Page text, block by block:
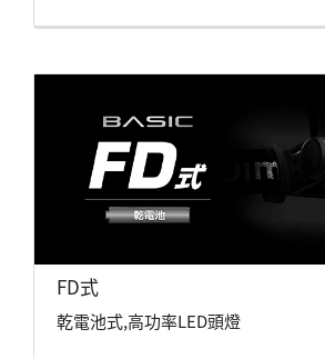
FD式
乾電池式,高功率LED頭燈